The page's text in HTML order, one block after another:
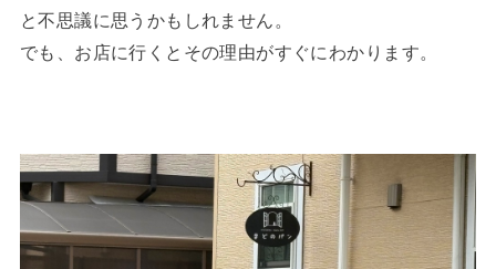
と不思議に思うかもしれません。
でも、お店に行くとその理由がすぐにわかります。